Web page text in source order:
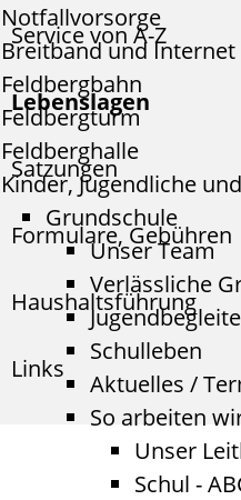
Notfallvorsorge
Breitband und Internet
Feldbergbahn
Feldbergturm
Feldberghalle
Kinder, Jugendliche
Grundschule
Unser Team
Verlässliche
Schulleben
Aktuelles /
So arbeiten
Unser
Schul -
Service von A-Z
Lebenslagen
Satzungen
Formulare, Gebühren
Haushaltsführung
Links